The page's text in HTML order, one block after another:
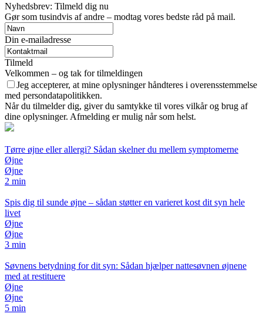
Nyhedsbrev: Tilmeld dig nu
Gør som tusindvis af andre – modtag vores bedste råd på mail.
Din e-mailadresse
Tilmeld
Velkommen – og tak for tilmeldingen
Jeg accepterer, at mine oplysninger håndteres i overensstemmelse
med persondatapolitikken.
Når du tilmelder dig, giver du samtykke til vores vilkår og brug af
dine oplysninger. Afmelding er mulig når som helst.
Tørre øjne eller allergi? Sådan skelner du mellem symptomerne
Øjne
Øjne
2 min
Spis dig til sunde øjne – sådan støtter en varieret kost dit syn hele
livet
Øjne
Øjne
3 min
Søvnens betydning for dit syn: Sådan hjælper nattesøvnen øjnene
med at restituere
Øjne
Øjne
5 min